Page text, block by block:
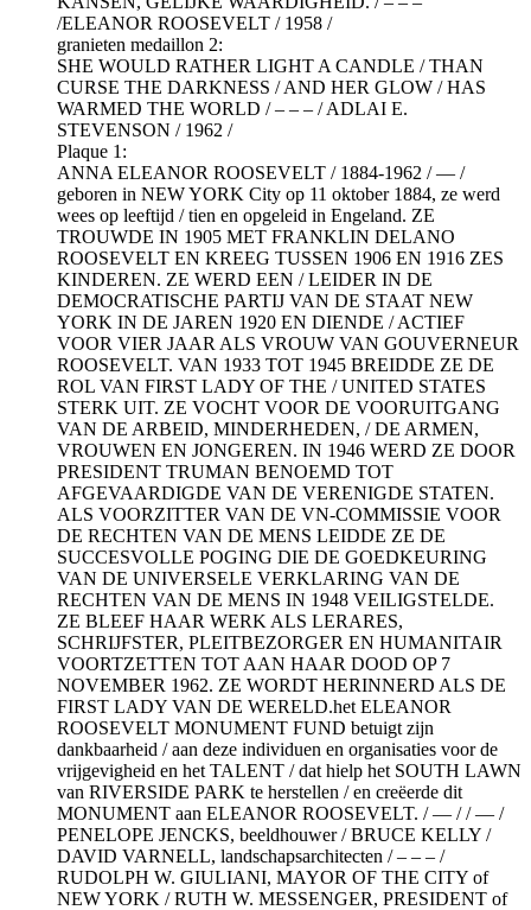
/ELEANOR ROOSEVELT / 1958 /
granieten medaillon 2:
SHE WOULD RATHER LIGHT A CANDLE / THAN
CURSE THE DARKNESS / AND HER GLOW / HAS
WARMED THE WORLD / – – – / ADLAI E.
STEVENSON / 1962 /
Plaque 1:
ANNA ELEANOR ROOSEVELT / 1884-1962 / — /
geboren in NEW YORK City op 11 oktober 1884, ze werd
wees op leeftijd / tien en opgeleid in Engeland. ZE
TROUWDE IN 1905 MET FRANKLIN DELANO
ROOSEVELT EN KREEG TUSSEN 1906 EN 1916 ZES
KINDEREN. ZE WERD EEN / LEIDER IN DE
DEMOCRATISCHE PARTIJ VAN DE STAAT NEW
YORK IN DE JAREN 1920 EN DIENDE / ACTIEF
VOOR VIER JAAR ALS VROUW VAN GOUVERNEUR
ROOSEVELT. VAN 1933 TOT 1945 BREIDDE ZE DE
ROL VAN FIRST LADY OF THE / UNITED STATES
STERK UIT. ZE VOCHT VOOR DE VOORUITGANG
VAN DE ARBEID, MINDERHEDEN, / DE ARMEN,
VROUWEN EN JONGEREN. IN 1946 WERD ZE DOOR
PRESIDENT TRUMAN BENOEMD TOT
AFGEVAARDIGDE VAN DE VERENIGDE STATEN.
ALS VOORZITTER VAN DE VN-COMMISSIE VOOR
DE RECHTEN VAN DE MENS LEIDDE ZE DE
SUCCESVOLLE POGING DIE DE GOEDKEURING
VAN DE UNIVERSELE VERKLARING VAN DE
RECHTEN VAN DE MENS IN 1948 VEILIGSTELDE.
ZE BLEEF HAAR WERK ALS LERARES,
SCHRIJFSTER, PLEITBEZORGER EN HUMANITAIR
VOORTZETTEN TOT AAN HAAR DOOD OP 7
NOVEMBER 1962. ZE WORDT HERINNERD ALS DE
FIRST LADY VAN DE WERELD.het ELEANOR
ROOSEVELT MONUMENT FUND betuigt zijn
dankbaarheid / aan deze individuen en organisaties voor de
vrijgevigheid en het TALENT / dat hielp het SOUTH LAWN
van RIVERSIDE PARK te herstellen / en creëerde dit
MONUMENT aan ELEANOR ROOSEVELT. / — / / — /
PENELOPE JENCKS, beeldhouwer / BRUCE KELLY /
DAVID VARNELL, landschapsarchitecten / – – – /
RUDOLPH W. GIULIANI, MAYOR OF THE CITY of
NEW YORK / RUTH W. MESSENGER, PRESIDENT of